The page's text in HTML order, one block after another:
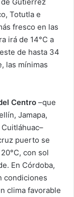
Totutla e
fresco en las
irá de 14°C a
de hasta 34
las mínimas
Centro –que
Jamapa,
puerto se
con sol
En Córdoba,
condiciones
clima favorable